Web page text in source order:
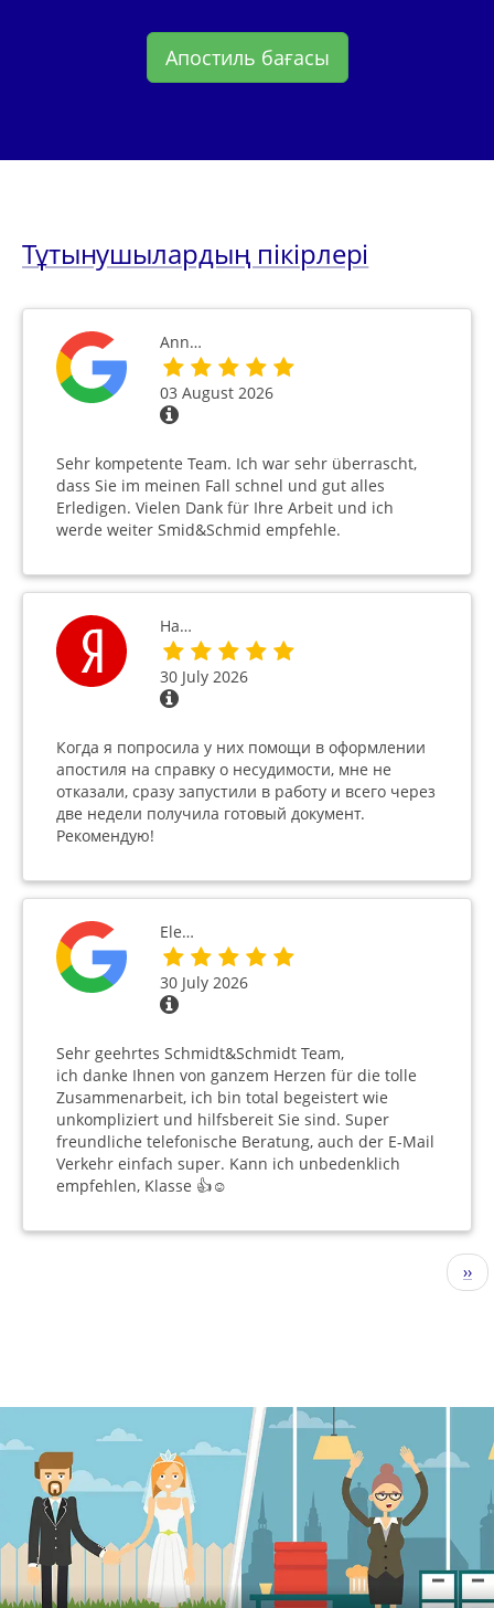
Апостиль бағасы
Тұтынушылардың пікірлері
Ann…
03 August 2026
Sehr kompetente Team. Ich war sehr überrascht,
dass Sie im meinen Fall schnel und gut alles
Erledigen. Vielen Dank für Ihre Arbeit und ich
werde weiter Smid&Schmid empfehle.
На…
30 July 2026
Когда я попросила у них помощи в оформлении
апостиля на справку о несудимости, мне не
отказали, сразу запустили в работу и всего через
две недели получила готовый документ.
Рекомендую!
Ele…
30 July 2026
Sehr geehrtes Schmidt&Schmidt Team,
ich danke Ihnen von ganzem Herzen für die tolle
Zusammenarbeit, ich bin total begeistert wie
unkompliziert und hilfsbereit Sie sind. Super
freundliche telefonische Beratung, auch der E-Mail
Verkehr einfach super. Kann ich unbedenklich
empfehlen, Klasse 👍☺️
››